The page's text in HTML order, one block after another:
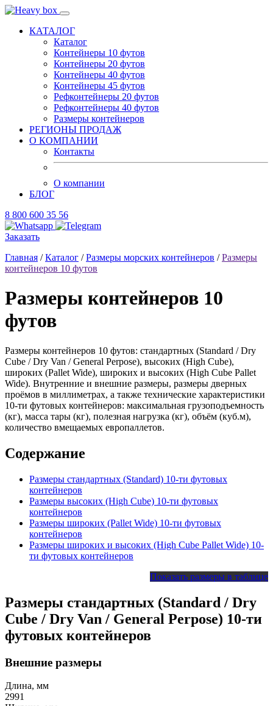
КАТАЛОГ
Каталог
Контейнеры 10 футов
Контейнеры 20 футов
Контейнеры 40 футов
Контейнеры 45 футов
Рефконтейнеры 20 футов
Рефконтейнеры 40 футов
Размеры контейнеров
РЕГИОНЫ ПРОДАЖ
О КОМПАНИИ
Контакты
О компании
БЛОГ
8 800 600 35 56
Заказать
Главная /Каталог /Размеры морских контейнеров /Размеры
контейнеров 10 футов
Размеры контейнеров 10
футов
Размеры контейнеров 10 футов: стандартных (Standard / Dry
Cube / Dry Van / General Perpose), высоких (High Cube),
широких (Pallet Wide), широких и высоких (High Cube Pallet
Wide). Внутренние и внешние размеры, размеры дверных
проёмов в миллиметрах, а также технические характеристики
10-ти футовых контейнеров: максимальная грузоподъемность
(кг), масса тары (кг), полезная нагрузка (кг), объём (куб.м),
количество вмещаемых европаллетов.
Содержание
Размеры стандартных (Standard) 10-ти футовых
контейнеров
Размеры высоких (High Cube) 10-ти футовых
контейнеров
Размеры широких (Pallet Wide) 10-ти футовых
контейнеров
Размеры широких и высоких (High Cube Pallet Wide) 10-
ти футовых контейнеров
Показать размеры в таблице
Размеры стандартных (Standard / Dry
Cube / Dry Van / General Perpose) 10-ти
футовых контейнеров
Внешние размеры
Длина, мм
2991